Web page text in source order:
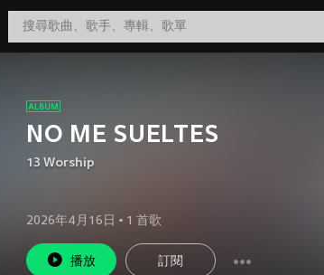
NO ME SUELTES
13 Worship
2026年4月16日 • 1 首歌
播放 訂閱